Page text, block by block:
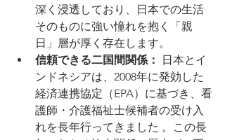
深く浸透しており、日本での生活
そのものに強い憧れを抱く「親
日」層が厚く存在します。
信頼できる二国間関係：
日本とイ
ンドネシアは、2008年に発効した
経済連携協定（EPA）に基づき、看
護師・介護福祉士候補者の受け入
れを長年行ってきました 。この長